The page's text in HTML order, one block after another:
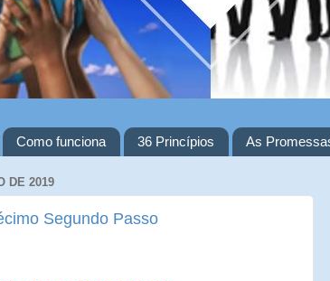
Como funciona 36 Princípios As
DE 2019
Segundo Passo